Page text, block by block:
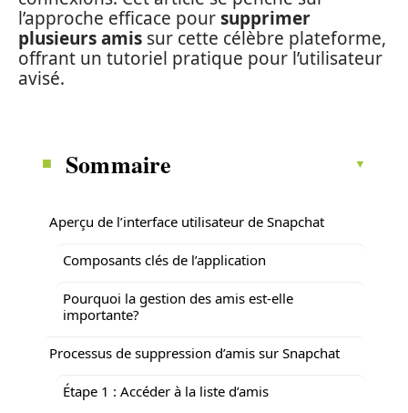
l’approche efficace poursupprimer
plusieurs amis sur cette célèbre plateforme,
offrant un tutoriel pratique pour l’utilisateur
avisé.
Sommaire
Aperçu de l’interface utilisateur de Snapchat
Composants clés de l’application
Pourquoi la gestion des amis est-elle
importante?
Processus de suppression d’amis sur Snapchat
Étape 1 : Accéder à la liste d’amis